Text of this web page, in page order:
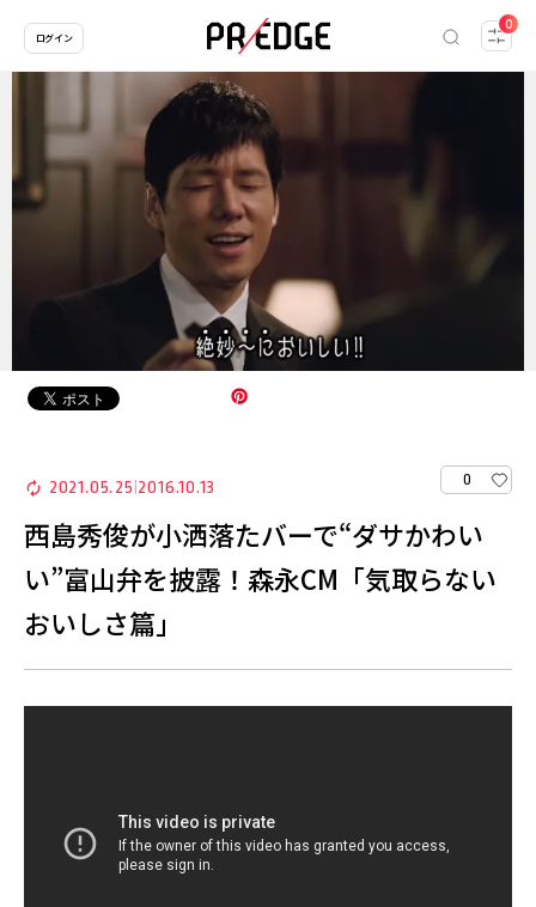
0
ログイン
2021.05.25 2016.10.13 0
西島秀俊が小洒落たバーで“ダサかわい
い”富山弁を披露！森永CM「気取らない
おいしさ篇」